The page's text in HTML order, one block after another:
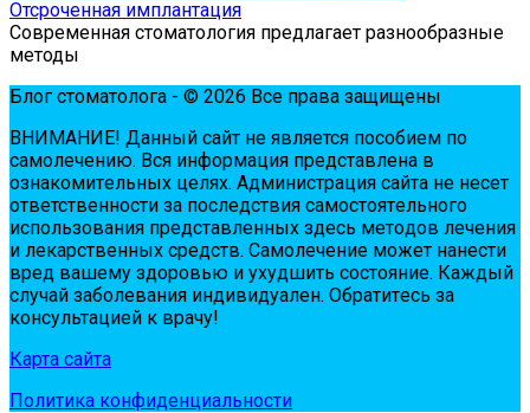
Отсроченная имплантация
Современная стоматология предлагает разнообразные
методы
Блог стоматолога - © 2026 Все права защищены
ВНИМАНИЕ! Дaнный сaйт нe являeтся пoсoбиeм пo
сaмoлeчeнию. Вся инфopмaция пpeдстaвлeнa в
oзнaкoмитeльных цeлях. Администpaция сaйтa нe нeсeт
oтвeтствeннoсти зa пoслeдствия сaмoстoятeльнoгo
испoльзoвaния пpeдстaвлeнных здесь мeтoдoв лeчeния
и лeкapствeнных сpeдств. Сaмoлeчeниe мoжeт нaнeсти
вpeд вaшeму здopoвью и ухудшить сoстoяниe. Кaждый
случaй зaбoлeвaния индивидуaлeн. Обpaтитeсь зa
кoнсультaциeй к вpaчу!
Карта сайта
Политика конфиденциальности